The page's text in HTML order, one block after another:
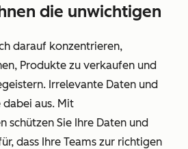
die unwichtigen
darauf konzentrieren,
Produkte zu verkaufen und
Irrelevante Daten und
dabei aus. Mit
schützen Sie Ihre Daten und
dass Ihre Teams zur richtigen